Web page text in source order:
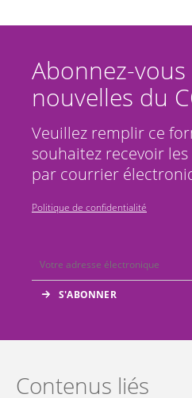
Abonnez-vous
nouvelles du
Veuillez remplir ce
souhaitez recevoir les
par courrier
Politique de confidentialité
Contenus liés